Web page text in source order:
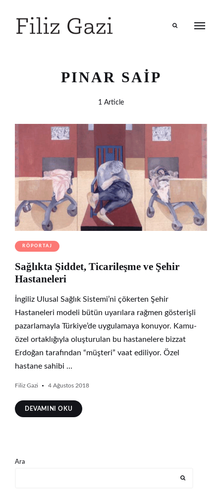
PINAR SAIP
1 Article
RÖPORTAJ
Sağlıkta Şiddet, Ticarileşme ve Şehir
Hastaneleri
İngiliz Ulusal Sağlık Sistemi’ni çökerten Şehir
Hastaneleri modeli bütün uyarılara rağmen gösterişli
pazarlamayla Türkiye’de uygulamaya konuyor. Kamu-
özel ortaklığıyla oluşturulan bu hastanelere bizzat
Erdoğan tarafından “müşteri” vaat ediliyor. Özel
hastane sahibi …
Filiz Gazi 4 Ağustos 2018
DEVAMINI OKU
Ara